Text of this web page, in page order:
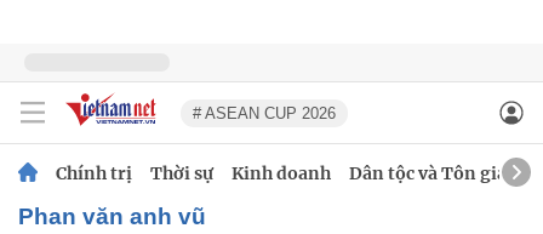
# ASEAN CUP 2026
Chính trị Thời sự Kinh doanh Dân tộc và Tôn giáo
phan văn anh vũ